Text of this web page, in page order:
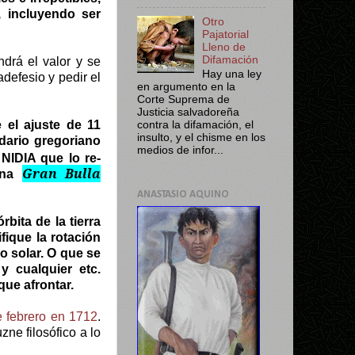
incluyendo ser
el valor y se
y pedir el
el ajuste de 11
gregoriano
que lo re-
Gran Bulla
de la tierra
la rotación
solar. O que se
cualquier etc.
afrontar.
febrero en 1712.
filosófico a lo
Otro
Pajatorial
Lleno de
Difamación
Hay una ley
en argumento en la
Corte Suprema de
Justicia salvadoreña
contra la difamación, el
insulto, y el chisme en los
medios de infor...
ANASTASIO AQUINO